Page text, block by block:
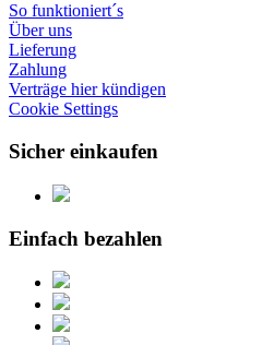
So funktioniert´s
Über uns
Lieferung
Zahlung
Verträge hier kündigen
Cookie Settings
Sicher einkaufen
Einfach bezahlen